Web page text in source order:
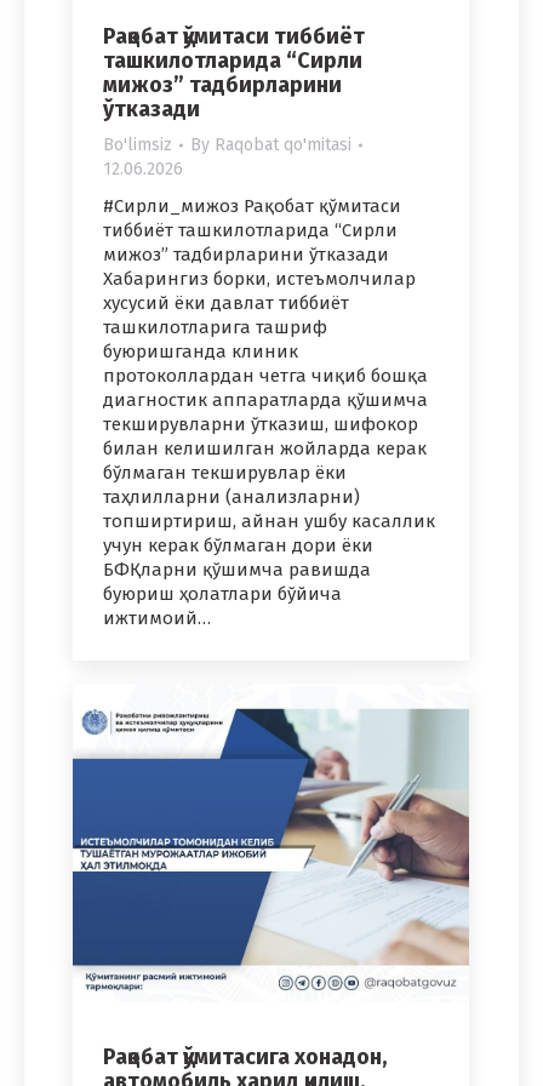
Рақобат қўмитаси тиббиёт
ташкилотларида “Сирли
мижоз” тадбирларини
ўтказади
Bo'limsiz By Raqobat qo'mitasi
12.06.2026
#Сирли_мижоз Рақобат қўмитаси
тиббиёт ташкилотларида “Сирли
мижоз” тадбирларини ўтказади
Хабарингиз борки, истеъмолчилар
хусусий ёки давлат тиббиёт
ташкилотларига ташриф
буюришганда клиник
протоколлардан четга чиқиб бошқа
диагностик аппаратларда қўшимча
текширувларни ўтказиш, шифокор
билан келишилган жойларда керак
бўлмаган текширувлар ёки
таҳлилларни (анализларни)
топширтириш, айнан ушбу касаллик
учун керак бўлмаган дори ёки
БФҚларни қўшимча равишда
буюриш ҳолатлари бўйича
ижтимоий…
Рақобат қўмитасига хонадон,